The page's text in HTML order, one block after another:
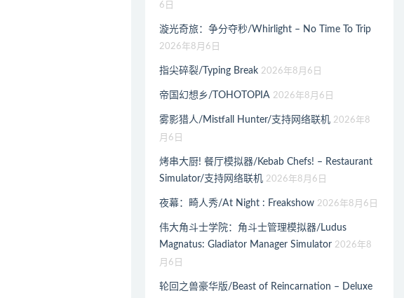
6日
漩光奇旅：争分夺秒/Whirlight – No Time To Trip
2026年8月6日
指尖碎裂/Typing Break 2026年8月6日
帝国幻想乡/TOHOTOPIA 2026年8月6日
雾影猎人/Mistfall Hunter/支持网络联机 2026年8
月6日
烤串大厨! 餐厅模拟器/Kebab Chefs! – Restaurant
Simulator/支持网络联机 2026年8月6日
夜幕：畸人秀/At Night : Freakshow 2026年8月6日
伟大角斗士学院：角斗士管理模拟器/Ludus
Magnatus: Gladiator Manager Simulator 2026年8
月6日
轮回之兽豪华版/Beast of Reincarnation – Deluxe